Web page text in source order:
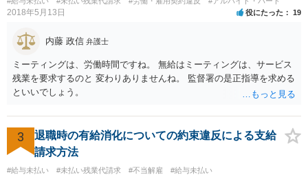
2018年5月13日 役にたった 19
内藤 政信 弁護士
ミーティングは、労働時間ですね。 無給はミーティングは、サービス
残業を要求するのと 変わりありませんね。 監督署の是正指導を求める
といいでしょう。
3
退職時の有給消化についての約束違反による支給
請求方法
#給与未払い #未払い残業代請求 #不当解雇 #給与未払い